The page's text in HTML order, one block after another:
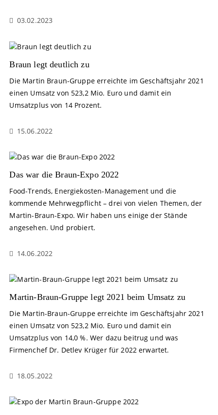
03.02.2023
Braun legt deutlich zu
Die Martin Braun-Gruppe erreichte im Geschäftsjahr 2021
einen Umsatz von 523,2 Mio. Euro und damit ein
Umsatzplus von 14 Prozent.
15.06.2022
Das war die Braun-Expo 2022
Food-Trends, Energiekosten-Management und die
kommende Mehrwegpflicht – drei von vielen Themen, der
Martin-Braun-Expo. Wir haben uns einige der Stände
angesehen. Und probiert.
14.06.2022
Martin-Braun-Gruppe legt 2021 beim Umsatz zu
Die Martin-Braun-Gruppe erreichte im Geschäftsjahr 2021
einen Umsatz von 523,2 Mio. Euro und damit ein
Umsatzplus von 14,0 %. Wer dazu beitrug und was
Firmenchef Dr. Detlev Krüger für 2022 erwartet.
18.05.2022